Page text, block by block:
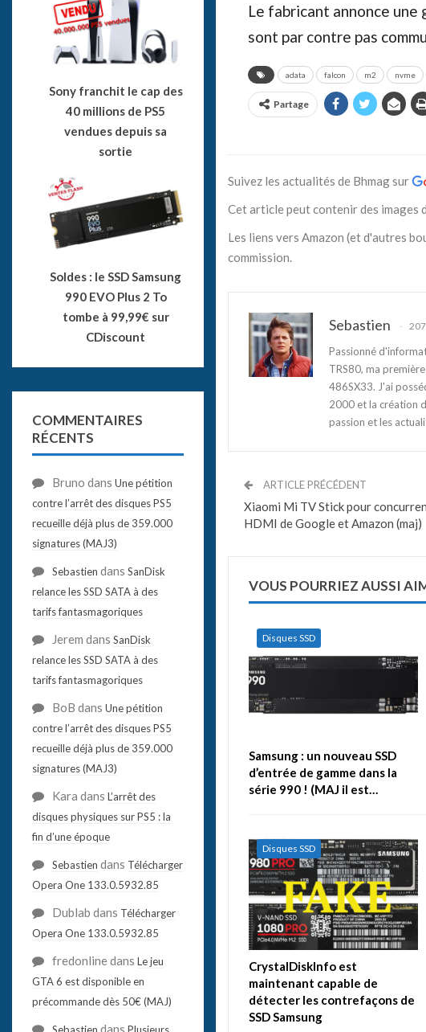
Le fabricant annonce une
sont par contre pas
adata falcon m2 nvme
Partage
Suivez les actualités de Bhmag sur
Cet article peut contenir des images
Les liens vers Amazon (et d'autres
commission.
Sebastien
Passionné
TRS80, ma
486SX33. J'ai
2000 et la création
passion et les
ARTICLE PRÉCÉDENT
Xiaomi Mi TV Stick pour
HDMI de Google et Amazon (maj)
VOUS POURRIEZ AUSSI
Disques SSD
Samsung : un nouveau SSD
d’entrée de gamme dans la
série 990 ! (MAJ il est…
Disques SSD
CrystalDiskInfo est
maintenant capable de
détecter les contrefaçons de
SSD Samsung
Sony franchit le cap des
40 millions de PS5
vendues depuis sa
sortie
Soldes : le SSD Samsung
990 EVO Plus 2 To
tombe à 99,99€ sur
CDiscount
COMMENTAIRES
RÉCENTS
Bruno dans Une pétition
contre l’arrêt des disques PS5
recueille déjà plus de 359.000
signatures (MAJ3)
Sebastien dans SanDisk
relance les SSD SATA à des
tarifs fantasmagoriques
Jerem dans SanDisk
relance les SSD SATA à des
tarifs fantasmagoriques
BoB dans Une pétition
contre l’arrêt des disques PS5
recueille déjà plus de 359.000
signatures (MAJ3)
Kara dans L’arrêt des
disques physiques sur PS5 : la
fin d’une époque
Sebastien dans Télécharger
Opera One 133.0.5932.85
Dublab dans Télécharger
Opera One 133.0.5932.85
fredonlinedans Le jeu
GTA 6 est disponible en
précommande dès 50€ (MAJ)
Sebastien dans Plusieurs